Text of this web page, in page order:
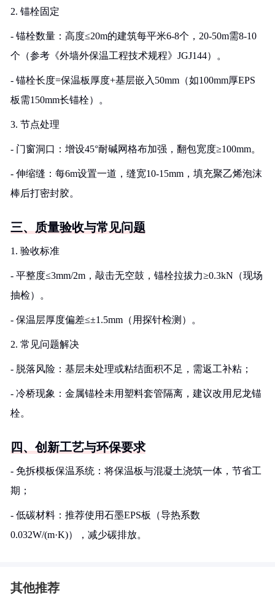
2. 锚栓固定
- 锚栓数量：高度≤20m的建筑每平米6-8个，20-50m需8-10
个（参考《外墙外保温工程技术规程》JGJ144）。
- 锚栓长度=保温板厚度+基层嵌入50mm（如100mm厚EPS
板需150mm长锚栓）。
3. 节点处理
- 门窗洞口：增设45°耐碱网格布加强，翻包宽度≥100mm。
- 伸缩缝：每6m设置一道，缝宽10-15mm，填充聚乙烯泡沫
棒后打密封胶。
三、质量验收与常见问题
1. 验收标准
- 平整度≤3mm/2m，敲击无空鼓，锚栓拉拔力≥0.3kN（现场
抽检）。
- 保温层厚度偏差≤±1.5mm（用探针检测）。
2. 常见问题解决
- 脱落风险：基层未处理或粘结面积不足，需返工补粘；
- 冷桥现象：金属锚栓未用塑料套管隔离，建议改用尼龙锚
栓。
四、创新工艺与环保要求
- 免拆模板保温系统：将保温板与混凝土浇筑一体，节省工
期；
- 低碳材料：推荐使用石墨EPS板（导热系数
0.032W/(m·K)），减少碳排放。
其他推荐